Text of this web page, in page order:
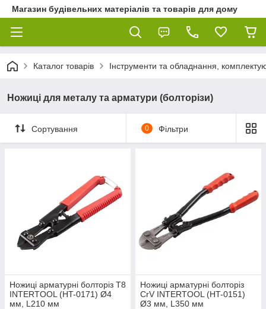
Магазин будівельних матеріалів та товарів для дому
Каталог товарів Інструменти та обладнання,
Ножиці для металу та арматури (болторізи)
Сортування 0 Фільтри
Ножиці арматурні болторіз T8
INTERTOOL (HT-0171) Ø4
мм, L210 мм
Ножиці арматурні болторіз
CrV INTERTOOL (HT-0151)
Ø3 мм, L350 мм